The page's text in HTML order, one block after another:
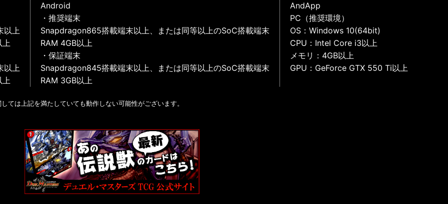
以上
上
以上
上
Android
・推奨端末
Snapdragon865搭載端末以上、または同等以上のSoC搭載端末
RAM 4GB以上
・保証端末
Snapdragon845搭載端末以上、または同等以上のSoC搭載端末
RAM 3GB以上
AndApp
PC（推奨環境）
OS：Windows 10(64bit)
CPU：Intel Core i3以上
メモリ：4GB以上
GPU：GeForce GTX 550 Ti以上
ては上記を満たしていても動作しない可能性がございます。